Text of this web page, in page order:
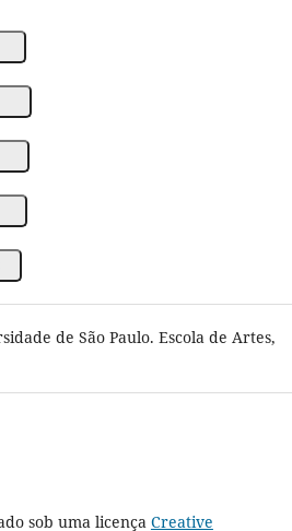
de São Paulo. Escola de Artes,
sob uma licença Creative